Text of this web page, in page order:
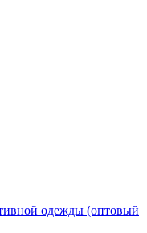
одежды (оптовый